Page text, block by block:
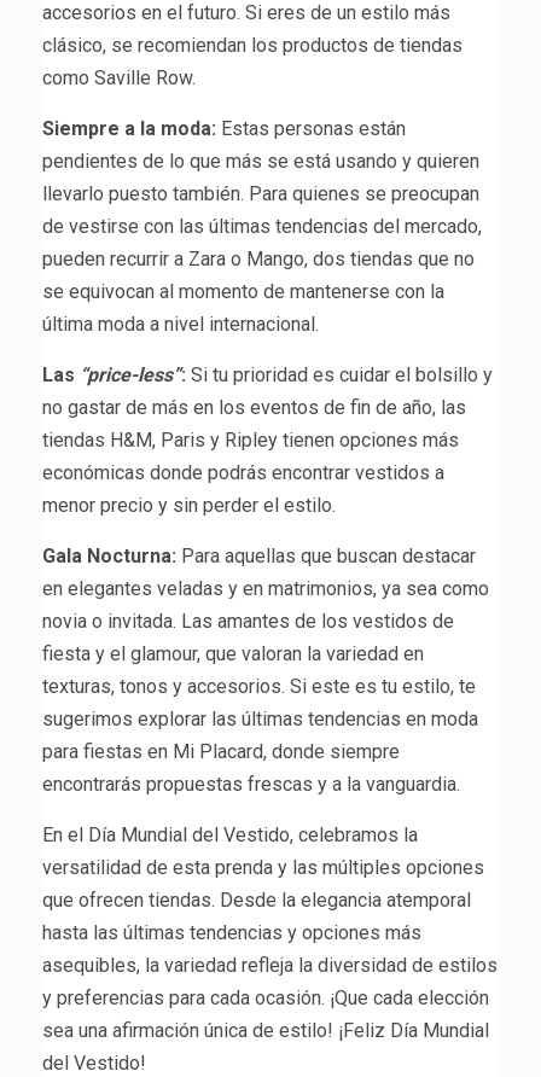
accesorios en el futuro. Si eres de un estilo más
clásico, se recomiendan los productos de tiendas
como Saville Row.
Siempre a la moda: Estas personas están
pendientes de lo que más se está usando y quieren
llevarlo puesto también. Para quienes se preocupan
de vestirse con las últimas tendencias del mercado,
pueden recurrir a Zara o Mango, dos tiendas que no
se equivocan al momento de mantenerse con la
última moda a nivel internacional.
Las “price-less”: Si tu prioridad es cuidar el bolsillo y
no gastar de más en los eventos de fin de año, las
tiendas H&M, Paris y Ripley tienen opciones más
económicas donde podrás encontrar vestidos a
menor precio y sin perder el estilo.
Gala Nocturna: Para aquellas que buscan destacar
en elegantes veladas y en matrimonios, ya sea como
novia o invitada. Las amantes de los vestidos de
fiesta y el glamour, que valoran la variedad en
texturas, tonos y accesorios. Si este es tu estilo, te
sugerimos explorar las últimas tendencias en moda
para fiestas en Mi Placard, donde siempre
encontrarás propuestas frescas y a la vanguardia.
En el Día Mundial del Vestido, celebramos la
versatilidad de esta prenda y las múltiples opciones
que ofrecen tiendas. Desde la elegancia atemporal
hasta las últimas tendencias y opciones más
asequibles, la variedad refleja la diversidad de estilos
y preferencias para cada ocasión. ¡Que cada elección
sea una afirmación única de estilo! ¡Feliz Día Mundial
del Vestido!